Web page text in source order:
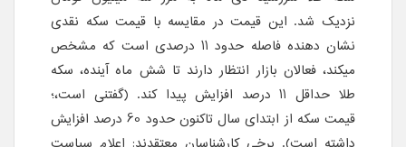
نزدیک شد. این قیمت در مقایسه با قیمت سکه نقدی
نشان دهنده فاصله حدود 11 درصدی است که مشخص
میکند، فعالان بازار انتظار دارند تا شش ماه آینده، سکه
طلا حداقل 11 درصد افزایش پیدا کند. (گفتنی است،؛
قیمت سکه از ابتدای سال تاکنون حدود 60 درصد افزایش